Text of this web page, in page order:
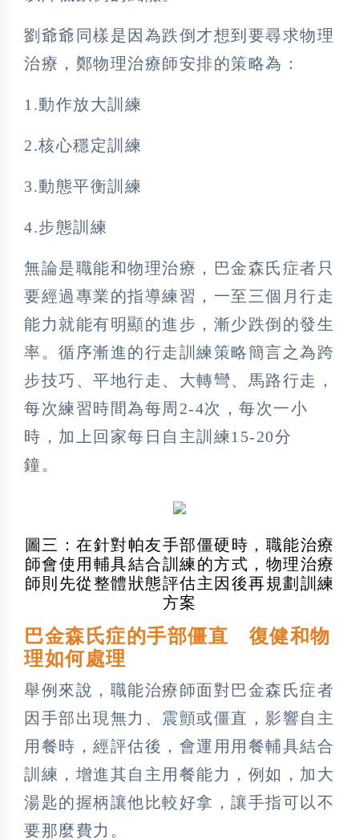
劉爺爺同樣是因為跌倒才想到要尋求物理
治療，鄭物理治療師安排的策略為：
1.動作放大訓練
2.核心穩定訓練
3.動態平衡訓練
4.步態訓練
無論是職能和物理治療，巴金森氏症者只
要經過專業的指導練習，一至三個月行走
能力就能有明顯的進步，漸少跌倒的發生
率。循序漸進的行走訓練策略簡言之為跨
步技巧、平地行走、大轉彎、馬路行走，
每次練習時間為每周2-4次，每次一小
時，加上回家每日自主訓練15-20分
鐘。
圖三：在針對帕友手部僵硬時，職能治療
師會使用輔具結合訓練的方式，物理治療
師則先從整體狀態評估主因後再規劃訓練
方案
巴金森氏症的手部僵直 復健和物
理如何處理
舉例來說，職能治療師面對巴金森氏症者
因手部出現無力、震顫或僵直，影響自主
用餐時，經評估後，會運用用餐輔具結合
訓練，增進其自主用餐能力，例如，加大
湯匙的握柄讓他比較好拿，讓手指可以不
要那麼費力。